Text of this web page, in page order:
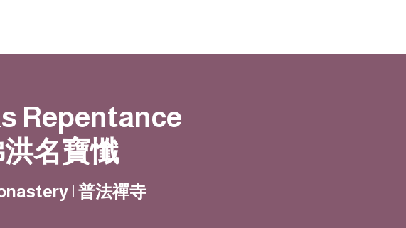
Repentance
名寶懺
| 普法禪寺